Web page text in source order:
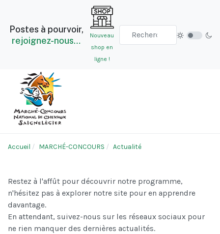
Postes à pourvoir,
rejoignez-nous…
Nouveau
shop en
ligne !
Accueil MARCHÉ-CONCOURS Actualité
Restez à l'affût pour découvrir notre programme,
n'hésitez pas à explorer notre site pour en apprendre
davantage.
En attendant, suivez-nous sur les réseaux sociaux pour
ne rien manquer des dernières actualités.